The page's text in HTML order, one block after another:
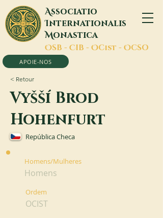
Associatio
Internationalis
Monastica
OSB - CIB - OCist - OCSO
APOIE-NOS
< Retour
Vyšší Brod
Hohenfurt
República Checa
Homens/Mulheres
Homens
Ordem
OCIST